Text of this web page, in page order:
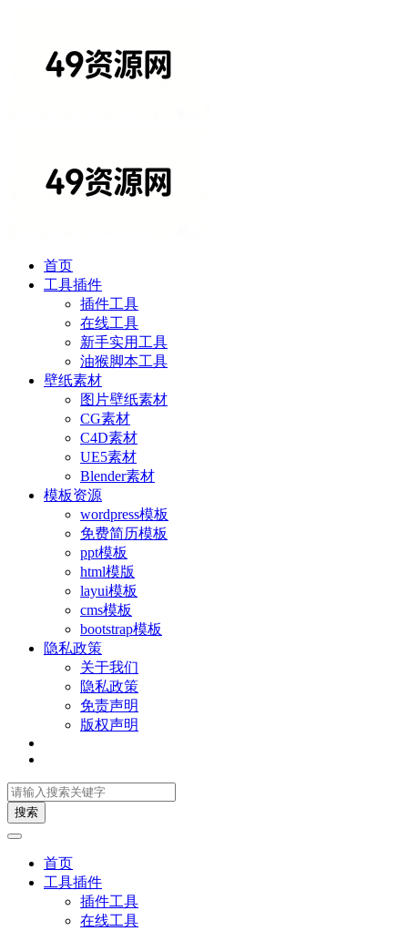
首页
工具插件
插件工具
在线工具
新手实用工具
油猴脚本工具
壁纸素材
图片壁纸素材
CG素材
C4D素材
UE5素材
Blender素材
模板资源
wordpress模板
免费简历模板
ppt模板
html模版
layui模板
cms模板
bootstrap模板
隐私政策
关于我们
隐私政策
免责声明
版权声明
搜索
首页
工具插件
插件工具
在线工具